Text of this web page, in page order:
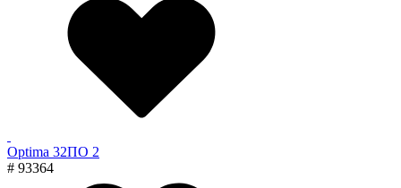
Optima 32ПО 2
# 93364